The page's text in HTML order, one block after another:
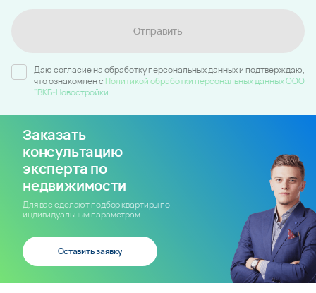
Отправить
Даю согласие на обработку персональных данных и подтверждаю,
что ознакомлен c Политикой обработки персональных данных ООО
"ВКБ-Новостройки
Заказать
консультацию
эксперта по
недвижимости
Для вас сделают подбор квартиры по
индивидуальным параметрам
Оставить заявку